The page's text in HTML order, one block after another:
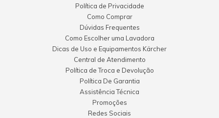
Política de Privacidade
Como Comprar
Dúvidas Frequentes
Como Escolher uma Lavadora
Dicas de Uso e Equipamentos Kärcher
Central de Atendimento
Política de Troca e Devolução
Política De Garantia
Assistência Técnica
Promoções
Redes Sociais